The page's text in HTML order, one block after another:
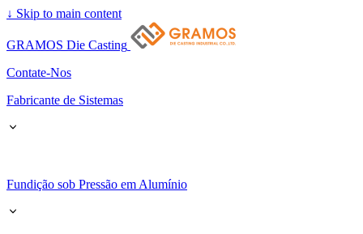
↓ Skip to main content
GRAMOS Die Casting
Contate-Nos
Fabricante de Sistemas
Fundição sob Pressão em Alumínio